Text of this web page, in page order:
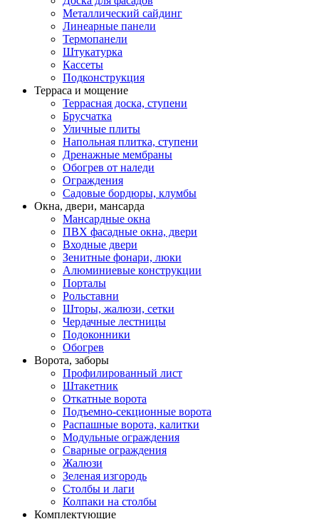
Металлический сайдинг
Линеарные панели
Термопанели
Штукатурка
Кассеты
Подконструкция
Терраса и мощение
Террасная доска, ступени
Брусчатка
Уличные плиты
Напольная плитка, ступени
Дренажные мембраны
Обогрев от наледи
Ограждения
Садовые бордюры, клумбы
Окна, двери, мансарда
Мансардные окна
ПВХ фасадные окна, двери
Входные двери
Зенитные фонари, люки
Алюминиевые конструкции
Порталы
Рольставни
Шторы, жалюзи, сетки
Чердачные лестницы
Подоконники
Обогрев
Ворота, заборы
Профилированный лист
Штакетник
Откатные ворота
Подъемно-секционные ворота
Распашные ворота, калитки
Модульные ограждения
Сварные ограждения
Жалюзи
Зеленая изгородь
Столбы и лаги
Колпаки на столбы
Комплектующие